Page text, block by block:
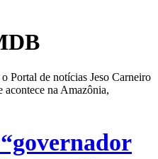
Portal de notícias Jeso Carneiro
na Amazônia,